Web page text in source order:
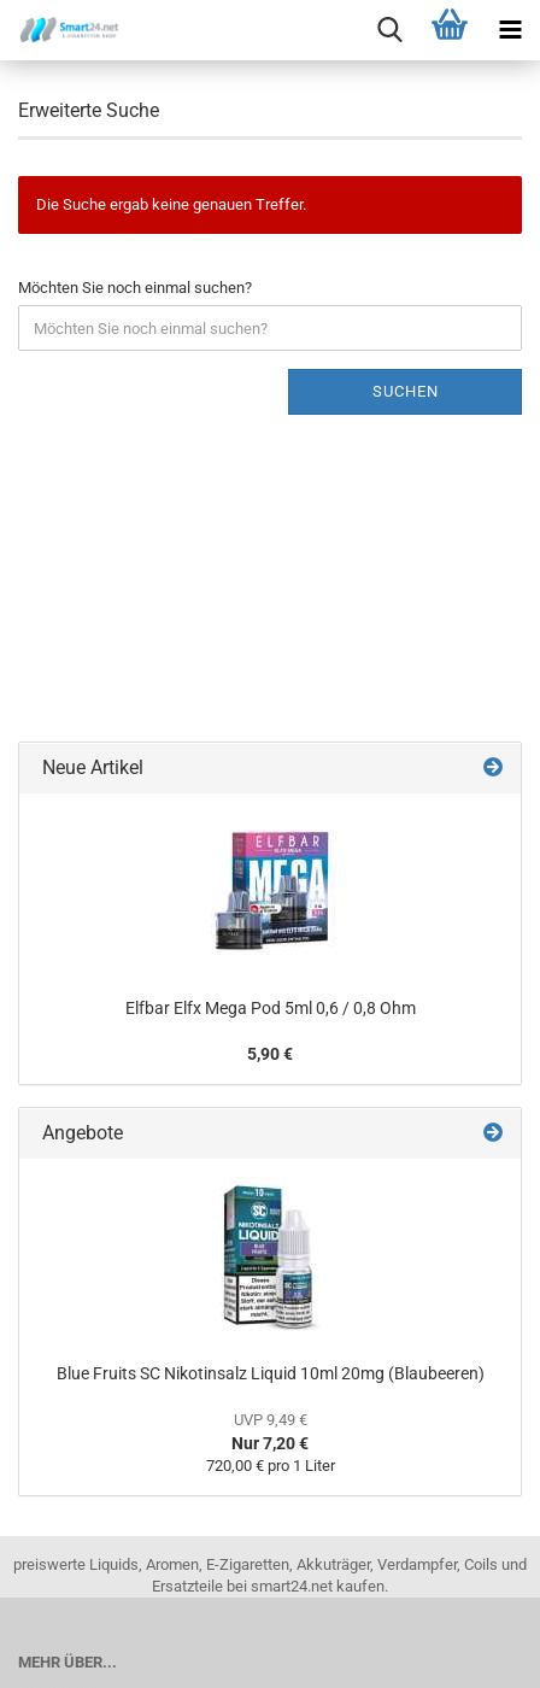
Erweiterte Suche
Die Suche ergab keine genauen Treffer.
Möchten Sie noch einmal suchen?
SUCHEN
Neue Artikel
Elfbar Elfx Mega Pod 5ml 0,6 / 0,8 Ohm
5,90 €
Angebote
Blue Fruits SC Nikotinsalz Liquid 10ml 20mg (Blaubeeren)
UVP 9,49 €
Nur 7,20 €
720,00 € pro 1 Liter
preiswerte Liquids, Aromen, E-Zigaretten, Akkuträger, Verdampfer, Coils und
Ersatzteile bei smart24.net kaufen.
MEHR ÜBER...